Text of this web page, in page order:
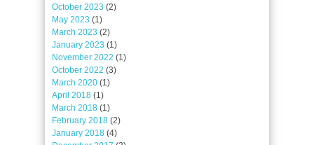
October 2023 (2)
May 2023 (1)
March 2023 (2)
January 2023 (1)
November 2022 (1)
October 2022 (3)
March 2020 (1)
April 2018 (1)
March 2018 (1)
February 2018 (2)
January 2018 (4)